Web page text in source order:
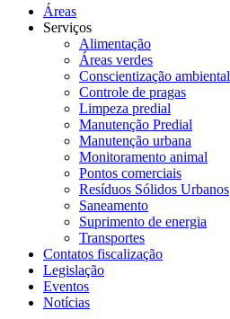
Áreas
Serviços
Alimentação
Áreas verdes
Conscientização ambiental
Controle de pragas
Limpeza predial
Manutenção Predial
Manutenção urbana
Monitoramento animal
Pontos comerciais
Resíduos Sólidos Urbanos
Saneamento
Suprimento de energia
Transportes
Contatos fiscalização
Legislação
Eventos
Notícias